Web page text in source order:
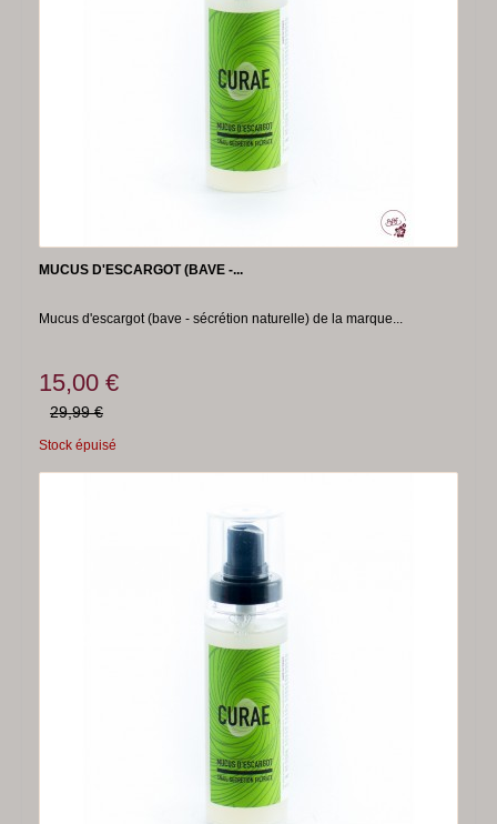
MUCUS D'ESCARGOT (BAVE -...
Mucus d'escargot (bave - sécrétion naturelle) de la marque...
15,00 €
29,99 €
Stock épuisé